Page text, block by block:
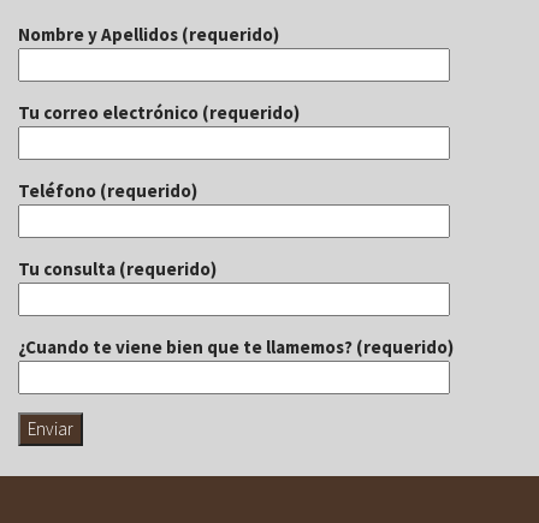
Nombre y Apellidos (requerido)
Tu correo electrónico (requerido)
Teléfono (requerido)
Tu consulta (requerido)
¿Cuando te viene bien que te llamemos? (requerido)